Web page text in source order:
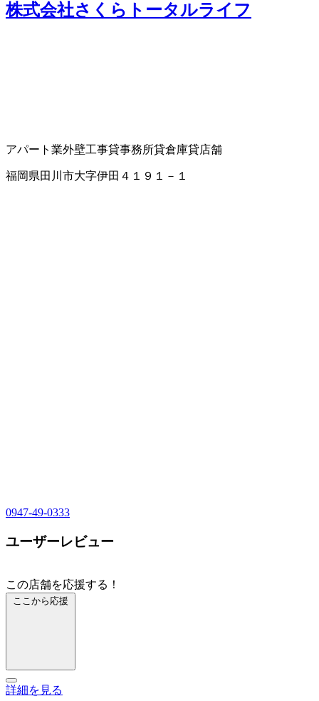
株式会社さくらトータルライフ
アパート業外壁工事貸事務所貸倉庫貸店舗
福岡県田川市大字伊田４１９１－１
0947-49-0333
ユーザーレビュー
この店舗を応援する！
ここから応援
詳細を見る